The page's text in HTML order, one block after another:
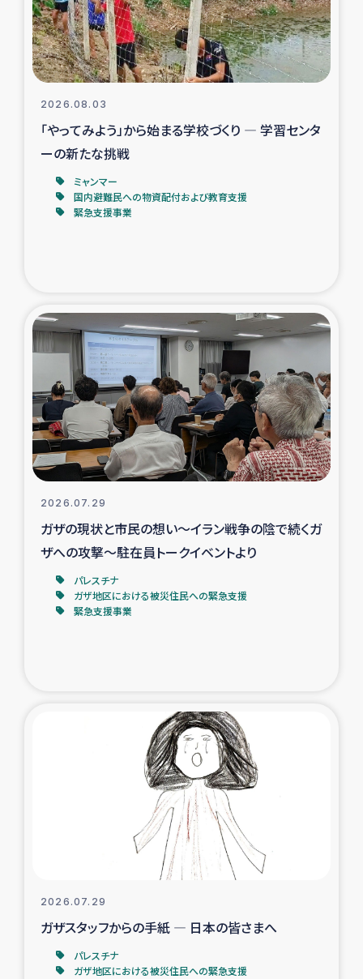
レバノンにおける緊急支援
レバノンでのシリア難民への教育支援事業
レバノンでのシリア難民・レバノン人への農業支援
海外ルーツの市民との共生
神原ゼミxパルシック
仮設住宅生活支援・農業復興支援
漁業復興支援
インターン・ボランティア日誌
経済自立支援事業
ガザ空爆被災者への食料支援と農家生産支援
ガザ地区における羊の畜産支援
ガザ地区酪農を通した女性グループの生計支援
ふりかけ普及と食生活改善による栄養改善事業
フェアトレード事業
緊急支援事業
女性の生計向上を通じた子どもの栄養改善事業
民際教育
食べる
2026.08.03
「やってみよう」から始まる学校づくり ― 学習センタ
ーの新たな挑戦
ミャンマー
国内避難民への物資配付および教育支援
緊急支援事業
2026.07.29
ガザの現状と市民の想い～イラン戦争の陰で続くガ
ザへの攻撃～駐在員トークイベントより
パレスチナ
ガザ地区における被災住民への緊急支援
緊急支援事業
2026.07.29
ガザスタッフからの手紙 ― 日本の皆さまへ
パレスチナ
ガザ地区における被災住民への緊急支援